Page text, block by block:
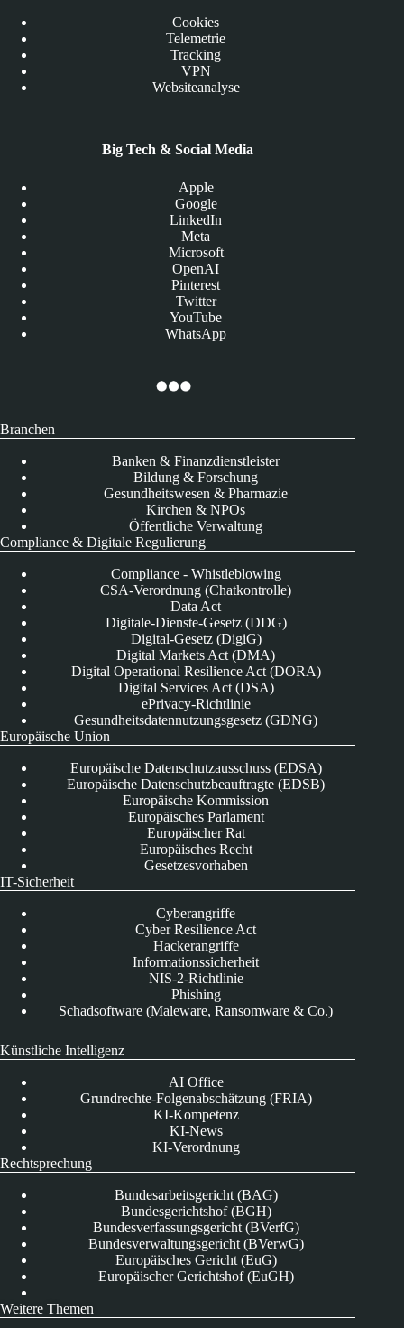
Cookies
Telemetrie
Tracking
VPN
Websiteanalyse
Big Tech & Social Media
Apple
Google
LinkedIn
Meta
Microsoft
OpenAI
Pinterest
Twitter
YouTube
WhatsApp
Branchen
Banken & Finanzdienstleister
Bildung & Forschung
Gesundheitswesen & Pharmazie
Kirchen & NPOs
Öffentliche Verwaltung
Compliance & Digitale Regulierung
Compliance - Whistleblowing
CSA-Verordnung (Chatkontrolle)
Data Act
Digitale-Dienste-Gesetz (DDG)
Digital-Gesetz (DigiG)
Digital Markets Act (DMA)
Digital Operational Resilience Act (DORA)
Digital Services Act (DSA)
ePrivacy-Richtlinie
Gesundheitsdatennutzungsgesetz (GDNG)
Europäische Union
Europäische Datenschutzausschuss (EDSA)
Europäische Datenschutzbeauftragte (EDSB)
Europäische Kommission
Europäisches Parlament
Europäischer Rat
Europäisches Recht
Gesetzesvorhaben
IT-Sicherheit
Cyberangriffe
Cyber Resilience Act
Hackerangriffe
Informationssicherheit
NIS-2-Richtlinie
Phishing
Schadsoftware (Maleware, Ransomware & Co.)
Künstliche Intelligenz
AI Office
Grundrechte-Folgenabschätzung (FRIA)
KI-Kompetenz
KI-News
KI-Verordnung
Rechtsprechung
Bundesarbeitsgericht (BAG)
Bundesgerichtshof (BGH)
Bundesverfassungsgericht (BVerfG)
Bundesverwaltungsgericht (BVerwG)
Europäisches Gericht (EuG)
Europäischer Gerichtshof (EuGH)
Weitere Themen